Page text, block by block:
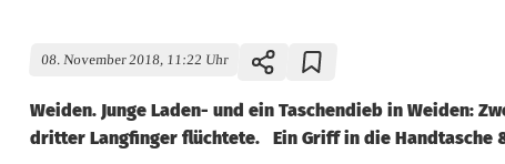
08. November 2018, 11:22 Uhr
Weiden. Junge Laden- und ein Taschendieb in Weiden:
dritter Langfinger flüchtete. Ein Griff in die Handtasche